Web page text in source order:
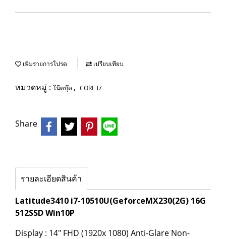
เพิ่มรายการโปรด เปรียบเทียบ
หมวดหมู่ : โน๊ตบุ๊ค , CORE i7
Share
รายละเอียดสินค้า
Latitude3410 i7-10510U(GeforceMX230(2G) 16G
512SSD Win10P
Display : 14" FHD (1920x 1080) Anti-Glare Non-